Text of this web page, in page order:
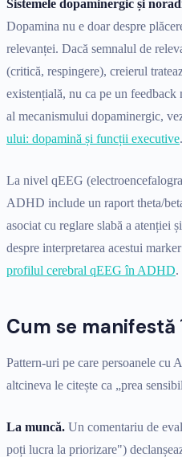
Sistemele dopaminergic și
Dopamina nu e doar despre
relevanței. Dacă semnalul de
(critică, respingere), creierul
existențială, nu ca pe un
al mecanismului dopaminergic,
ului: dopamină și funcții executive.
La nivel qEEG
ADHD include un raport theta/
asociat cu reglare slabă a atenției
despre interpretarea acestui
profilul cerebral qEEG în ADHD.
Cum se
Pattern-uri pe care persoanele cu
altcineva le citește ca „prea
La muncă. Un comentariu de
poți lucra la priorizare")